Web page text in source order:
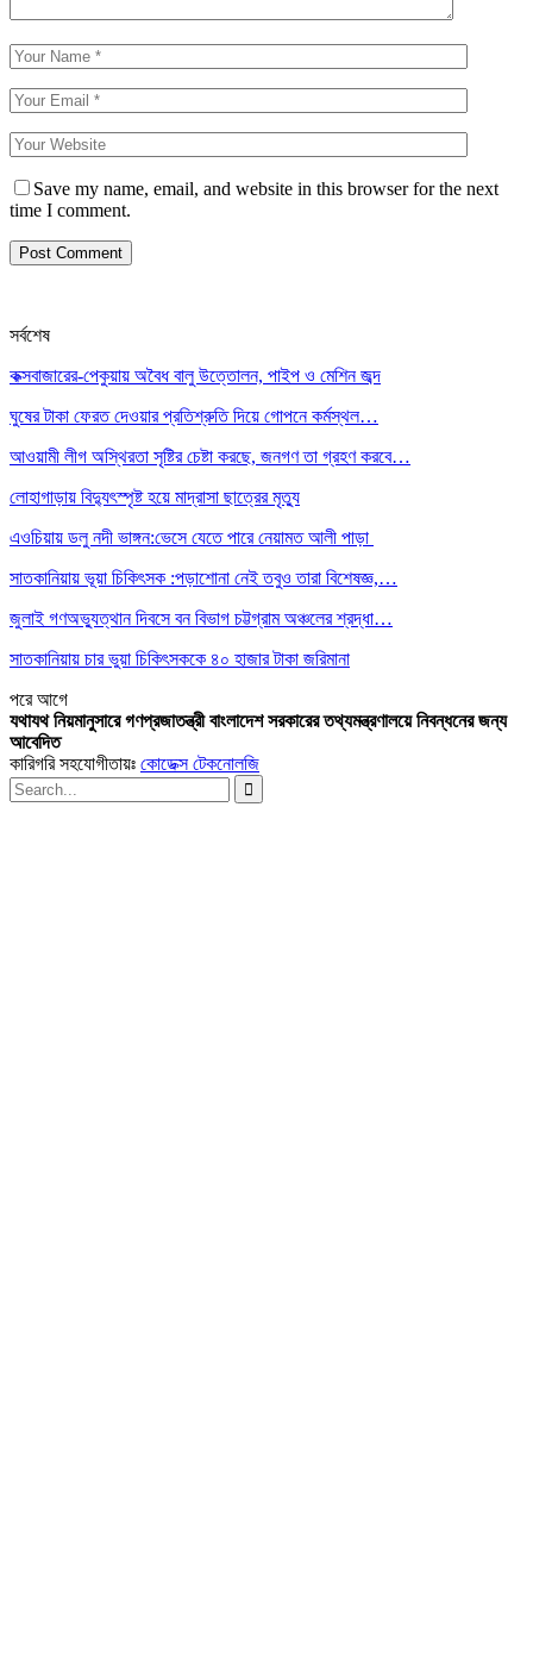
Save my name, email, and website in this browser for the next
time I comment.
সর্বশেষ
কক্সবাজারের-পেকুয়ায় অবৈধ বালু উত্তোলন, পাইপ ও মেশিন জব্দ
ঘুষের টাকা ফেরত দেওয়ার প্রতিশ্রুতি দিয়ে গোপনে কর্মস্থল…
আওয়ামী লীগ অস্থিরতা সৃষ্টির চেষ্টা করছে, জনগণ তা গ্রহণ করবে…
লোহাগাড়ায় বিদ্যুৎস্পৃষ্ট হয়ে মাদ্রাসা ছাত্রের মৃত্যু
এওচিয়ায় ডলু নদী ভাঙ্গন:ভেসে যেতে পারে নেয়ামত আলী পাড়া
সাতকানিয়ায় ভূয়া চিকিৎসক :পড়াশোনা নেই তবুও তারা বিশেষজ্ঞ,…
জুলাই গণঅভ্যুত্থান দিবসে বন বিভাগ চট্টগ্রাম অঞ্চলের শ্রদ্ধা…
সাতকানিয়ায় চার ভুয়া চিকিৎসককে ৪০ হাজার টাকা জরিমানা
পরেআগে
যথাযথ নিয়মানুসারে গণপ্রজাতন্ত্রী বাংলাদেশ সরকারের তথ্যমন্ত্রণালয়ে নিবন্ধনের জন্য
আবেদিত
কারিগরি সহযোগীতায়ঃ কোডেক্স টেকনোলজি